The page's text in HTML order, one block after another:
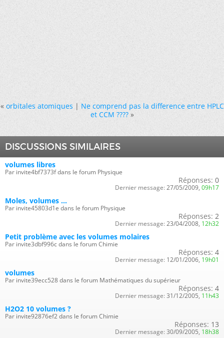
« orbitales atomiques|Ne comprend pas la difference entre HPLC
et CCM ???? »
DISCUSSIONS SIMILAIRES
volumes libres
Par invite4bf7373f dans le forum Physique
Réponses: 0
Dernier message: 27/05/2009, 09h17
Moles, volumes ...
Par invite45803d1e dans le forum Physique
Réponses: 2
Dernier message: 23/04/2008, 12h32
Petit problème avec les volumes molaires
Par invite3dbf996c dans le forum Chimie
Réponses: 4
Dernier message: 12/01/2006, 19h01
volumes
Par invite39ecc528 dans le forum Mathématiques du supérieur
Réponses: 4
Dernier message: 31/12/2005, 11h43
H2O2 10 volumes ?
Par invite92876ef2 dans le forum Chimie
Réponses: 13
Dernier message: 30/09/2005, 18h38